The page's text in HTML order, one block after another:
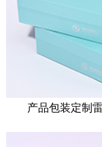
产品包装定制